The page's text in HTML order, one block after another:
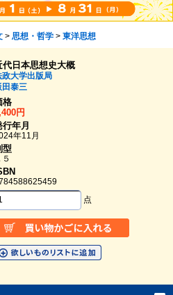
> 思想・哲学> 東洋思想
代日本思想史大概
政大学出版局
田泰三
格
円
行年月
年11月
型
５
点